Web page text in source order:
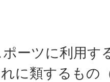
ーツに利用す
に類するもの